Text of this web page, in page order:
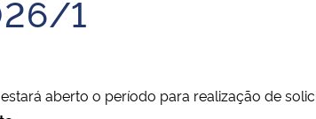
Segurança1
estará aberto o período para realização de